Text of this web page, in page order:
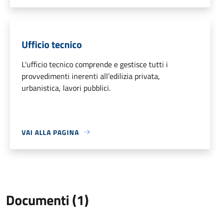
Ufficio tecnico
L'ufficio tecnico comprende e gestisce tutti i
provvedimenti inerenti all’edilizia privata,
urbanistica, lavori pubblici.
VAI ALLA PAGINA
Documenti (1)